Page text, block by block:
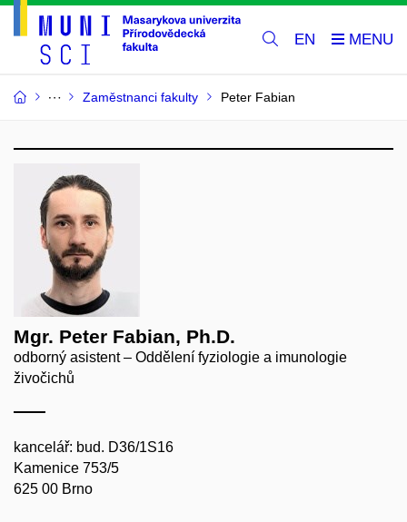
EN
Zaměstnanci fakulty Peter Fabian
Mgr. Peter Fabian, Ph.D.
odborný asistent – Oddělení fyziologie a imunologie
živočichů
kancelář: bud. D36/1S16
Kamenice 753/5
625 00 Brno